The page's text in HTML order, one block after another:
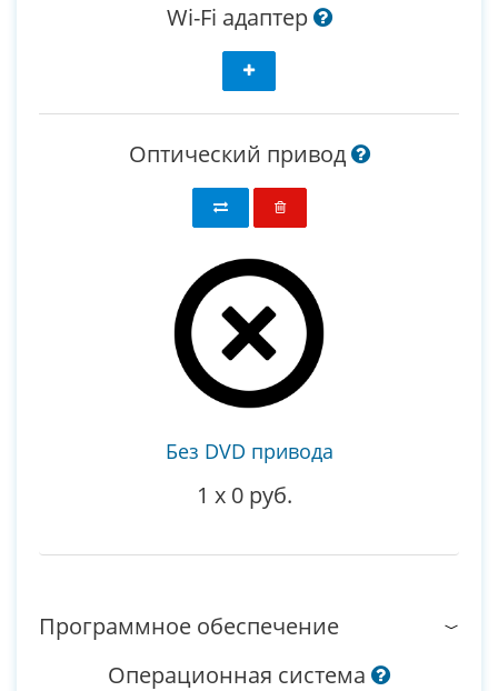
Wi-Fi адаптер
Оптический привод
Без DVD привода
1 x 0 руб.
Программное обеспечение
Операционная система